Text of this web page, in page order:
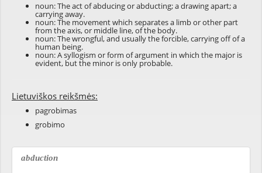
noun: The act of abducing or abducting; a drawing apart; a
carrying away.
noun: The movement which separates a limb or other part
from the axis, or middle line, of the body.
noun: The wrongful, and usually the forcible, carrying off of a
human being.
noun: A syllogism or form of argument in which the major is
evident, but the minor is only probable.
Lietuviškos reikšmės:
pagrobimas
grobimo
abduction